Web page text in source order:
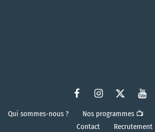
Qui sommes-nous ? Nos programmes 📺
Contact
Recrutement